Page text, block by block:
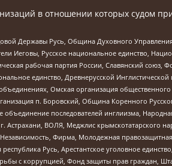
в отношении которых судом
Державы Русь, Община Духовного
Иеговы, Русское национальное единство,
рабочая партия России, Славянский
единство, Древнерусской
Омская организация
п. Боровский, Община Коренного
последователей инглиизма,
ВОЛЯ, Меджлис крымскотатарского
Фирма, Молодежная
Русь, Арестантское уголовное
с коррупцией, Фонд защиты прав граждан,